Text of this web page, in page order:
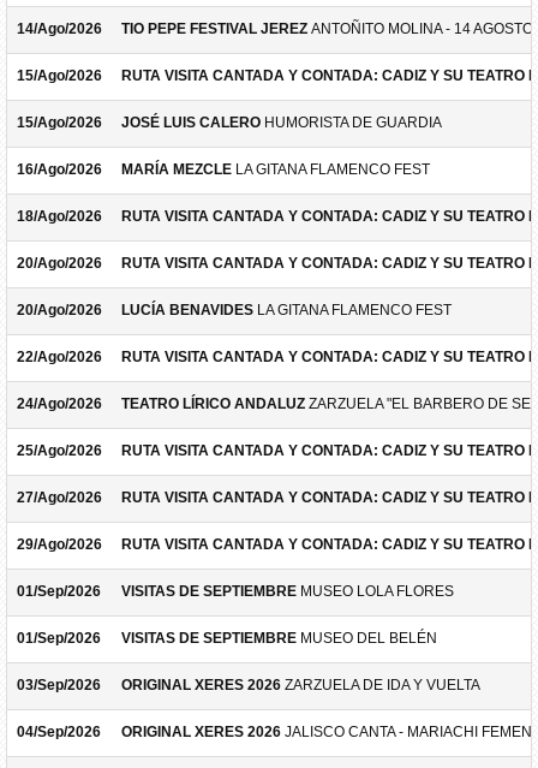
14/Ago/2026 TIO PEPE FESTIVAL JEREZ ANTOÑITO MOLINA - 14 AGOSTO
15/Ago/2026 RUTA VISITA CANTADA Y CONTADA: CADIZ Y SU TEATRO
15/Ago/2026 JOSÉ LUIS CALERO HUMORISTA DE GUARDIA
16/Ago/2026 MARÍA MEZCLE LA GITANA FLAMENCO FEST
18/Ago/2026 RUTA VISITA CANTADA Y CONTADA: CADIZ Y SU TEATRO
20/Ago/2026 RUTA VISITA CANTADA Y CONTADA: CADIZ Y SU TEATRO
20/Ago/2026 LUCÍA BENAVIDES LA GITANA FLAMENCO FEST
22/Ago/2026 RUTA VISITA CANTADA Y CONTADA: CADIZ Y SU TEATRO
24/Ago/2026 TEATRO LÍRICO ANDALUZ ZARZUELA "EL BARBERO DE
25/Ago/2026 RUTA VISITA CANTADA Y CONTADA: CADIZ Y SU TEATRO
27/Ago/2026 RUTA VISITA CANTADA Y CONTADA: CADIZ Y SU TEATRO
29/Ago/2026 RUTA VISITA CANTADA Y CONTADA: CADIZ Y SU TEATRO
01/Sep/2026 VISITAS DE SEPTIEMBRE MUSEO LOLA FLORES
01/Sep/2026 VISITAS DE SEPTIEMBRE MUSEO DEL BELÉN
03/Sep/2026 ORIGINAL XERES 2026 ZARZUELA DE IDA Y VUELTA
04/Sep/2026 ORIGINAL XERES 2026 JALISCO CANTA - MARIACHI